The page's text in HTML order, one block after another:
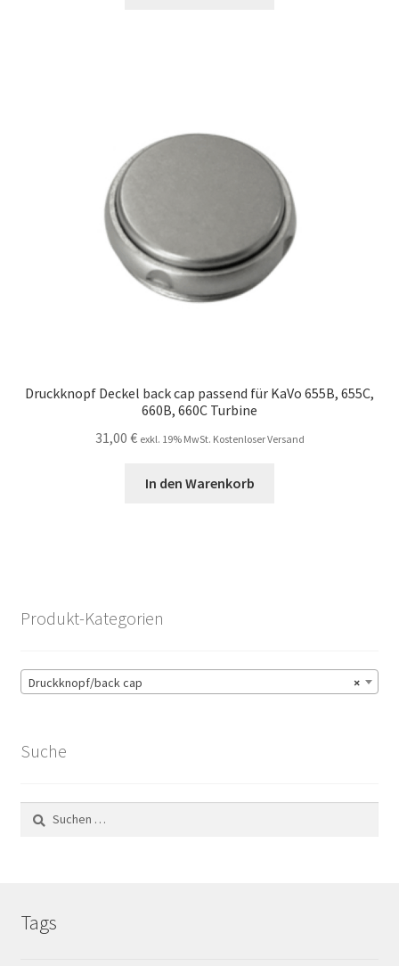
Druckknopf Deckel back cap passend für KaVo 655B, 655C,
660B, 660C Turbine
31,00 € exkl. 19% MwSt. Kostenloser Versand
In den Warenkorb
Produkt-Kategorien
×
Druckknopf/back cap
Suche
Suchen
nach:
Tags